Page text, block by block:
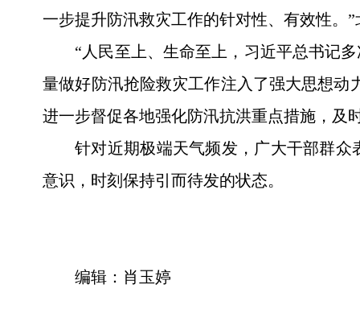
一步提升防汛救灾工作的针对性、有效性。
“人民至上、生命至上，习近平总书记
量做好防汛抢险救灾工作注入了强大思想动
进一步督促各地强化防汛抗洪重点措施，及
针对近期极端天气频发，广大干部群
意识，时刻保持引而待发的状态。
编辑：肖玉婷